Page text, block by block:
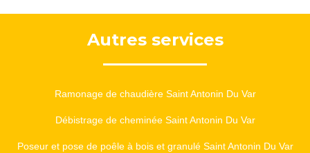
Autres services
Ramonage de chaudière Saint Antonin Du Var
Débistrage de cheminée Saint Antonin Du Var
Poseur et pose de poêle à bois et granulé Saint Antonin Du Var